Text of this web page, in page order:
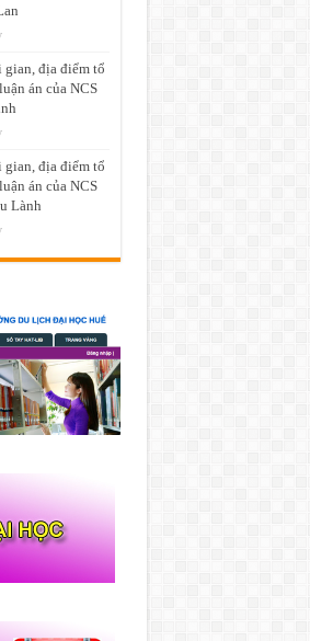
địa điểm tổ
án của NCS
địa điểm tổ
án của NCS
Lành